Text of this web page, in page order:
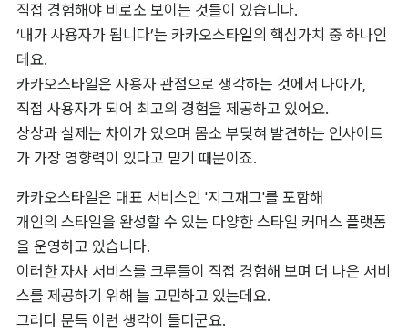
직접 경험해야 비로소 보이는 것들이 있습니다.
‘내가 사용자가 됩니다’는 카카오스타일의 핵심가치 중 하나인
데요.
카카오스타일은 사용자 관점으로 생각하는 것에서 나아가,
직접 사용자가 되어 최고의 경험을 제공하고 있어요.
상상과 실제는 차이가 있으며 몸소 부딪혀 발견하는 인사이트
가 가장 영향력이 있다고 믿기 때문이죠.
카카오스타일은 대표 서비스인 '지그재그'를 포함해
개인의 스타일을 완성할 수 있는 다양한 스타일 커머스 플랫폼
을 운영하고 있습니다.
이러한 자사 서비스를 크루들이 직접 경험해 보며 더 나은 서비
스를 제공하기 위해 늘 고민하고 있는데요.
그러다 문득 이런 생각이 들더군요.